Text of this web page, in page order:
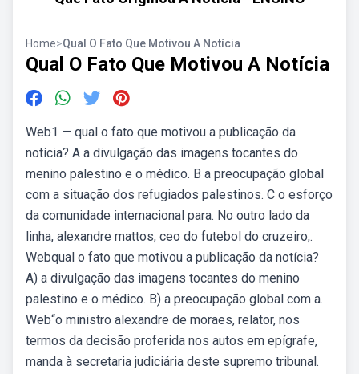
Home>Qual O Fato Que Motivou A Notícia
Qual O Fato Que Motivou A Notícia
Web1 — qual o fato que motivou a publicação da
notícia? A a divulgação das imagens tocantes do
menino palestino e o médico. B a preocupação global
com a situação dos refugiados palestinos. C o esforço
da comunidade internacional para. No outro lado da
linha, alexandre mattos, ceo do futebol do cruzeiro,.
Webqual o fato que motivou a publicação da notícia?
A) a divulgação das imagens tocantes do menino
palestino e o médico. B) a preocupação global com a.
Web“o ministro alexandre de moraes, relator, nos
termos da decisão proferida nos autos em epígrafe,
manda à secretaria judiciária deste supremo tribunal.